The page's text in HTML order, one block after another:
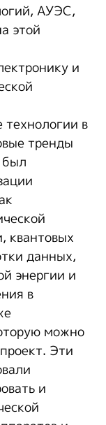
АУЭС,
этой
и
в
тренды
был
квантовых
данных,
энергии и
в
можно
Эти
и